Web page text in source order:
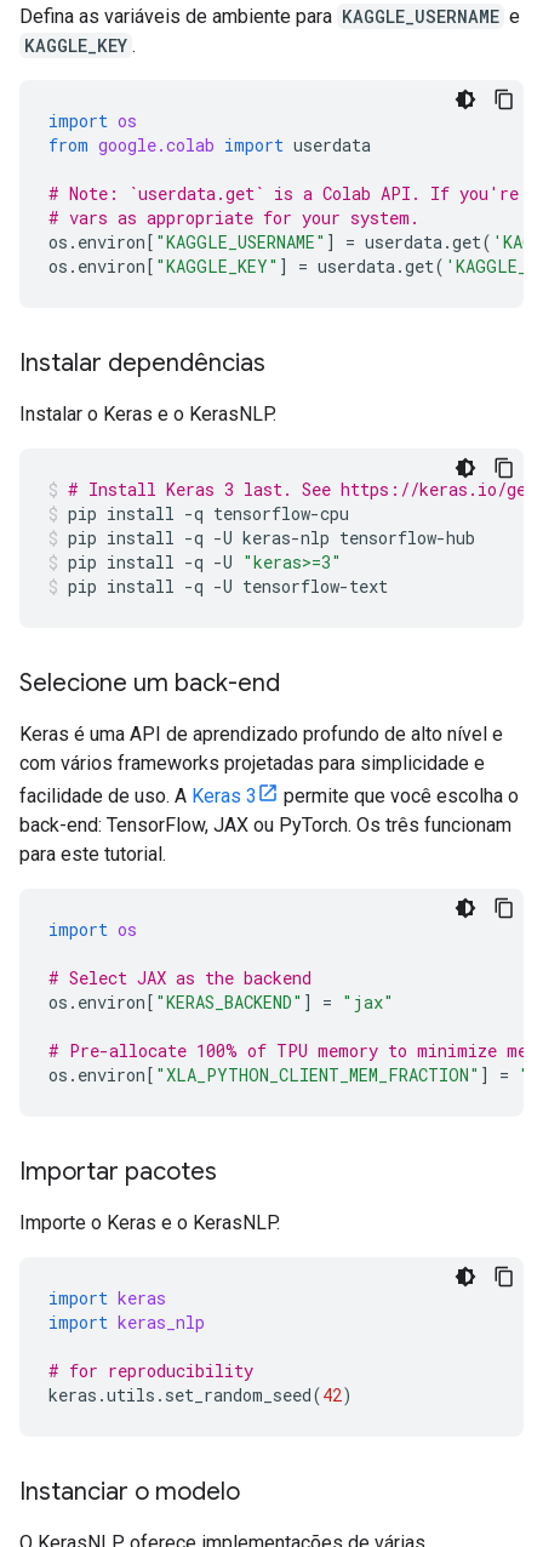
Defina as variáveis de ambiente para KAGGLE_USERNAME e
KAGGLE_KEY .
import os
from google.colab import userdata
# Note: `userdata.get` is a Colab API. If you're
# vars as appropriate for your system.
os . environ[ "KAGGLE_USERNAME" ] = userdata.get(
os . environ[ "KAGGLE_KEY" ] = userdata.get(
Instalar dependências
Instalar o Keras e o KerasNLP.
# Install Keras 3 last. See https://keras.io/
pip install -q tensorflow-cpu
pip install -q -U keras-nlp tensorflow-hub
pip install -q -U "keras>=3"
pip install -q -U tensorflow-text
Selecione um back-end
Keras é uma API de aprendizado profundo de alto nível e
com vários frameworks projetadas para simplicidade e
facilidade de uso. A Keras 3
permite que você escolha o
back-end: TensorFlow, JAX ou PyTorch. Os três funcionam
para este tutorial.
import os
# Select JAX as the backend
os . environ[ "KERAS_BACKEND" ] = "jax"
# Pre-allocate 100% of TPU memory to minimize
os . environ[ "XLA_PYTHON_CLIENT_MEM_FRACTION" ] =
Importar pacotes
Importe o Keras e o KerasNLP.
import keras
import keras_nlp
# for reproducibility
keras .utils . set_random_seed(42)
Instanciar o modelo